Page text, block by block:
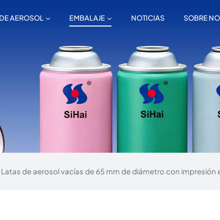
AEROSOL EMBALAJE NOTICIAS SOBRE
Latas de aerosol vacías de 65 mm de diámetro con